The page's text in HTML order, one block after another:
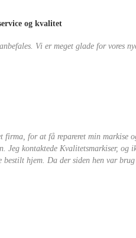
og kvalitet
Vi er meget glade for vores
firma, for at få repareret min
Jeg kontaktede Kvalitetsmarkiser,
bestilt hjem. Da der siden hen var